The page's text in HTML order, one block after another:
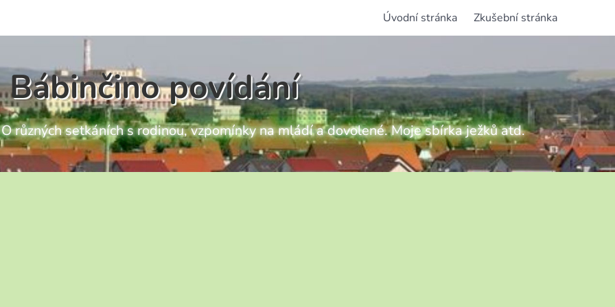
Úvodní stránka Zkušební stránka
Bábinčino povídání
různých setkáních s rodinou, vzpomínky na mládí a dovolené. Moje sbírka ježků atd.